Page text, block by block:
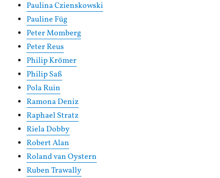
Paulina Czienskowski
Pauline Füg
Peter Momberg
Peter Reus
Philip Krömer
Philip Saß
Pola Ruin
Ramona Deniz
Raphael Stratz
Riela Dobby
Robert Alan
Roland van Oystern
Ruben Trawally